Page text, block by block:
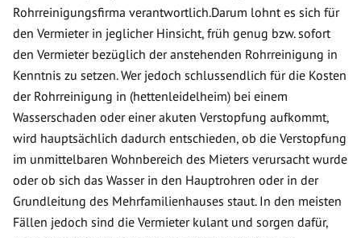
Rohrreinigungsfirma verantwortlich.Darum lohnt es sich für
den Vermieter in jeglicher Hinsicht, früh genug bzw. sofort
den Vermieter bezüglich der anstehenden Rohrreinigung in
Kenntnis zu setzen. Wer jedoch schlussendlich für die Kosten
der Rohrreinigung in (hettenleidelheim) bei einem
Wasserschaden oder einer akuten Verstopfung aufkommt,
wird hauptsächlich dadurch entschieden, ob die Verstopfung
im unmittelbaren Wohnbereich des Mieters verursacht wurde
oder ob sich das Wasser in den Hauptrohren oder in der
Grundleitung des Mehrfamilienhauses staut. In den meisten
Fällen jedoch sind die Vermieter kulant und sorgen dafür,